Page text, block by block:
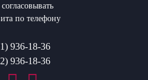
по телефону
936-18-36
936-18-36